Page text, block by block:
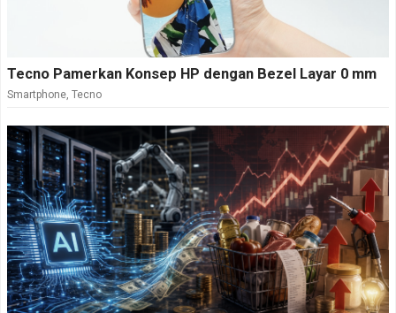
Tecno Pamerkan Konsep HP dengan Bezel Layar 0 mm
Smartphone Tecno